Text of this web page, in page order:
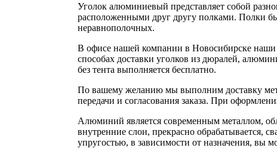
Уголок алюминиевый представляет собой
расположенными друг другу полками. Полки
неравнополочных.
В офисе нашей компании в Новосибирске наши
способах доставки уголков из дюралей,
без тента выполняется бесплатно.
По вашему желанию мы выполним доставку
передачи и согласования заказа. При
Алюминий является современным металлом,
внутренние слои, прекрасно обрабатывается,
упругостью, в зависимости от назначения, вы